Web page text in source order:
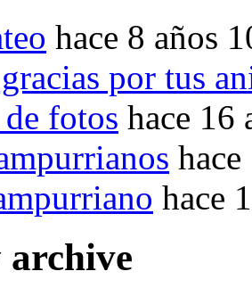
hace 8 años
por tus
fotos hace 16
hace